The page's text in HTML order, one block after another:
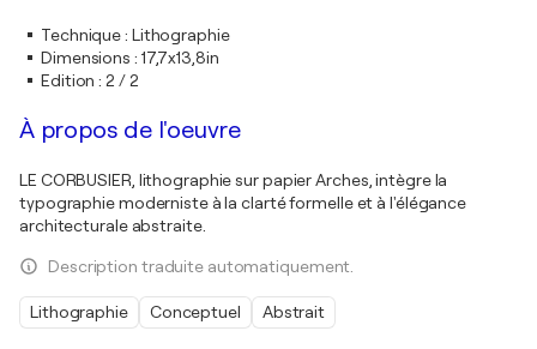
Technique: Lithographie
Dimensions : 17,7x13,8in
Edition : 2 / 2
À propos de l'oeuvre
LE CORBUSIER, lithographie sur papier Arches, intègre la
typographie moderniste à la clarté formelle et à l'élégance
architecturale abstraite.
Description traduite automatiquement.
Lithographie Conceptuel Abstrait